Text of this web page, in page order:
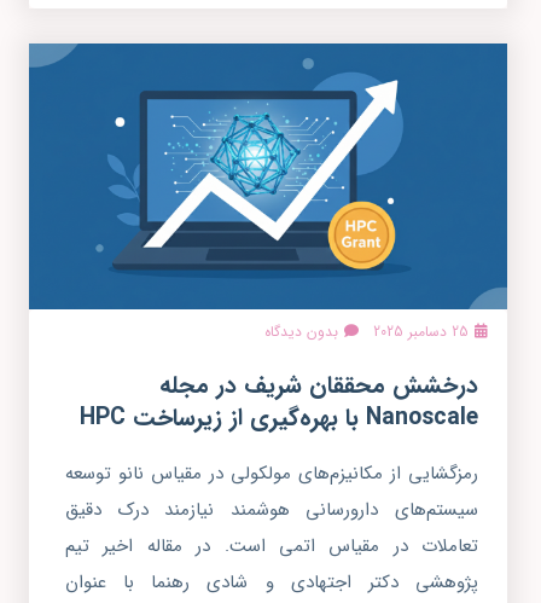
25 دسامبر 2025 بدون دیدگاه
درخشش محققان شریف در مجله
Nanoscale با بهره‌گیری از زیرساخت HPC
رمزگشایی از مکانیزم‌های مولکولی در مقیاس نانو توسعه
سیستم‌های دارورسانی هوشمند نیازمند درک دقیق
تعاملات در مقیاس اتمی است. در مقاله اخیر تیم
پژوهشی دکتر اجتهادی و شادی رهنما با عنوان